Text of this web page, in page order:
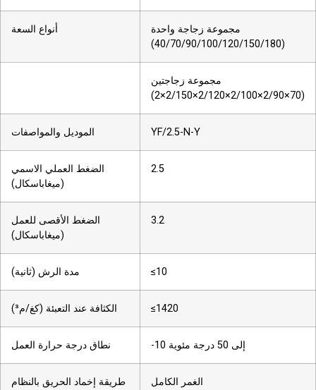
أنواع السعة
مجموعة زجاجة واحدة
(40/70/90/100/120/150/180)
مجموعة زجاجتين
(70×2/90×2/100×2/120×2/150×2)
الموديل والمواصفات YF/2.5-N-Y
الضغط العملي الاسمي
(ميغاباسكال)
2.5
الضغط الأقصى للعمل
(ميغاباسكال)
3.2
مدة الرش (ثانية) ≤10
الكثافة عند التعبئة (كغ/م³) ≤1420
نطاق درجة حرارة العمل -10 إلى 50 درجة مئوية
طريقة إخماد الحريق بالنظام الغمر الكامل